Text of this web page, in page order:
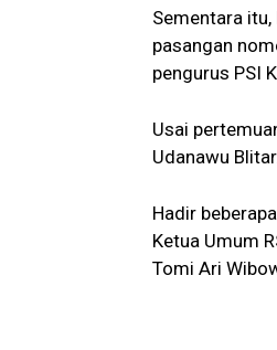
Sementara
pasangan
pengurus PSI
Usai
Udanawu
Hadir
Ketua Umum
Tomi Ari